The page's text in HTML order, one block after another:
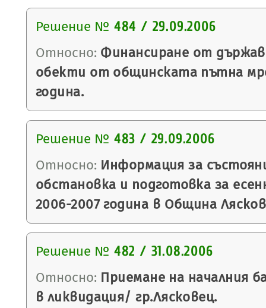
Решение № 484 / 29.09.2006
Относно: Финансиране от
обекти от общинската пътна
година.
Решение № 483 / 29.09.2006
Относно: Информация за
обстановка и подготовка за
2006-2007 година в Община
Решение № 482 / 31.08.2006
Относно: Приемане на началния
в ликвидация/ гр.Лясковец.